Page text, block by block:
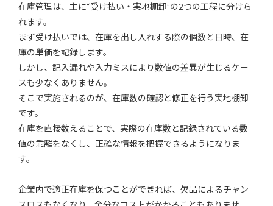
在庫管理は、主に“受け払い・実地棚卸”の2つの工程に分けら
れます。
まず受け払いでは、在庫を出し入れする際の個数と日時、在
庫の単価を記録します。
しかし、記入漏れや入力ミスにより数値の差異が生じるケー
スも少なくありません。
そこで実施されるのが、在庫数の確認と修正を行う実地棚卸
です。
在庫を直接数えることで、実際の在庫数と記録されている数
値の乖離をなくし、正確な情報を把握できるようになりま
す。
企業内で適正在庫を保つことができれば、欠品によるチャン